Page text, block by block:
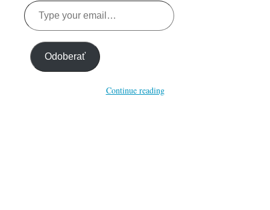
Type
your
email…
Odoberať
Continue reading